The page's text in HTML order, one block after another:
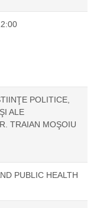
POLITICE,
ALE
TRAIAN MOŞOIU
PUBLIC HEALTH